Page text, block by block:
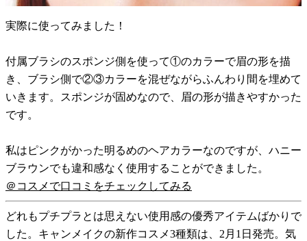
実際に使ってみました！
付属ブラシのスポンジ側を使って①のカラーで眉の形を描
き、ブラシ側で②③カラーを混ぜながらふんわり間を埋めて
いきます。スポンジが固めなので、眉の形が描きやすかった
です。
私はピンクがかった明るめのヘアカラーなのですが、ハニー
ブラウンでも違和感なく使用することができました。
＠コスメで口コミをチェックしてみる
どれもプチプラとは思えない使用感の優秀アイテムばかりで
した。キャンメイクの新作コスメ3種類は、2月1日発売。気